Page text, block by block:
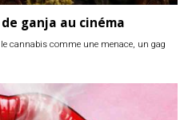
ganja au cinéma
cannabis comme une menace, un gag